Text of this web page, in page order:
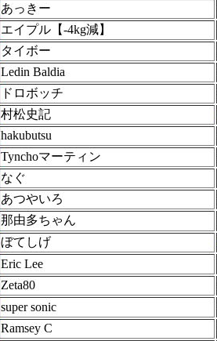
あっきー
エイプル【-4kg減】
タイボー
Ledin Baldia
ドロボッチ
村松史記
hakubutsu
Tynchoマーティン
なぐ
あつやいろ
那由多ちゃん
ぼてしげ
Eric Lee
Zeta80
super sonic
Ramsey C